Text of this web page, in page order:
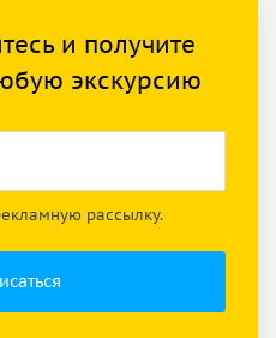
и получите
экскурсию
рассылку.